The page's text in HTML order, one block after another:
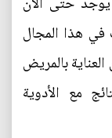
في هذا المجال
بالمريض
مع الأدوية